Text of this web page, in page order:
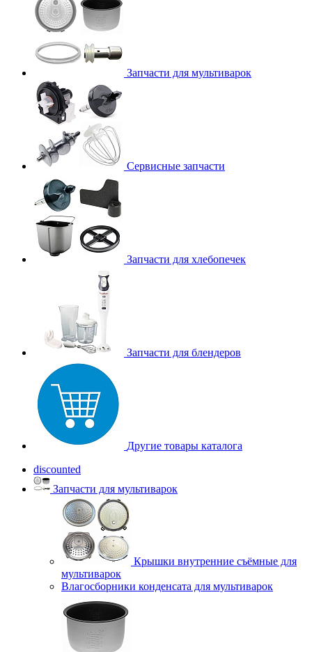
Запчасти для мультиварок
Сервисные запчасти
Запчасти для хлебопечек
Запчасти для блендеров
Другие товары каталога
discounted
Запчасти для мультиварок
Крышки внутренние съёмные для
мультиварок
Влагосборники конденсата для мультиварок